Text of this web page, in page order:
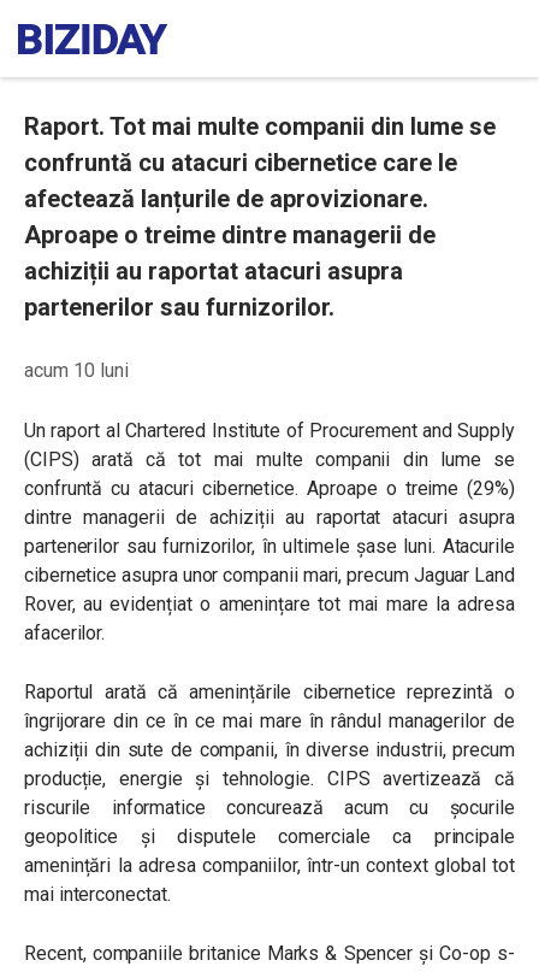
Raport. Tot mai multe companii din lume se
confruntă cu atacuri cibernetice care le
afectează lanțurile de aprovizionare.
Aproape o treime dintre managerii de
achiziții au raportat atacuri asupra
partenerilor sau furnizorilor.
acum 10 luni
Un raport al Chartered Institute of Procurement and Supply
(CIPS) arată că tot mai multe companii din lume se
confruntă cu atacuri cibernetice. Aproape o treime (29%)
dintre managerii de achiziții au raportat atacuri asupra
partenerilor sau furnizorilor, în ultimele șase luni. Atacurile
cibernetice asupra unor companii mari, precum Jaguar Land
Rover, au evidențiat o amenințare tot mai mare la adresa
afacerilor.
Raportul arată că amenințările cibernetice reprezintă o
îngrijorare din ce în ce mai mare în rândul managerilor de
achiziții din sute de companii, în diverse industrii, precum
producție, energie și tehnologie. CIPS avertizează că
riscurile informatice concurează acum cu șocurile
geopolitice și disputele comerciale ca principale
amenințări la adresa companiilor, într-un context global tot
mai interconectat.
Recent, companiile britanice Marks & Spencer și Co-op s-